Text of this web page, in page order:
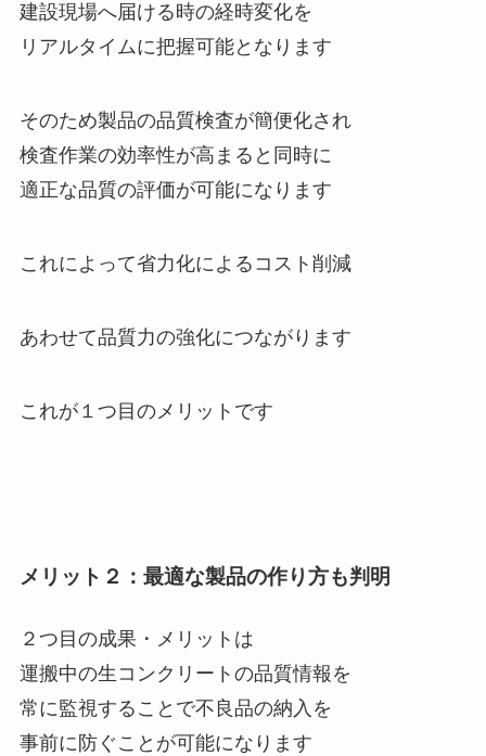
建設現場へ届ける時の経時変化を
リアルタイムに把握可能となります
そのため製品の品質検査が簡便化され
検査作業の効率性が高まると同時に
適正な品質の評価が可能になります
これによって省力化によるコスト削減
あわせて品質力の強化につながります
これが１つ目のメリットです
メリット２：最適な製品の作り方も判明
２つ目の成果・メリットは
運搬中の生コンクリートの品質情報を
常に監視することで不良品の納入を
事前に防ぐことが可能になります